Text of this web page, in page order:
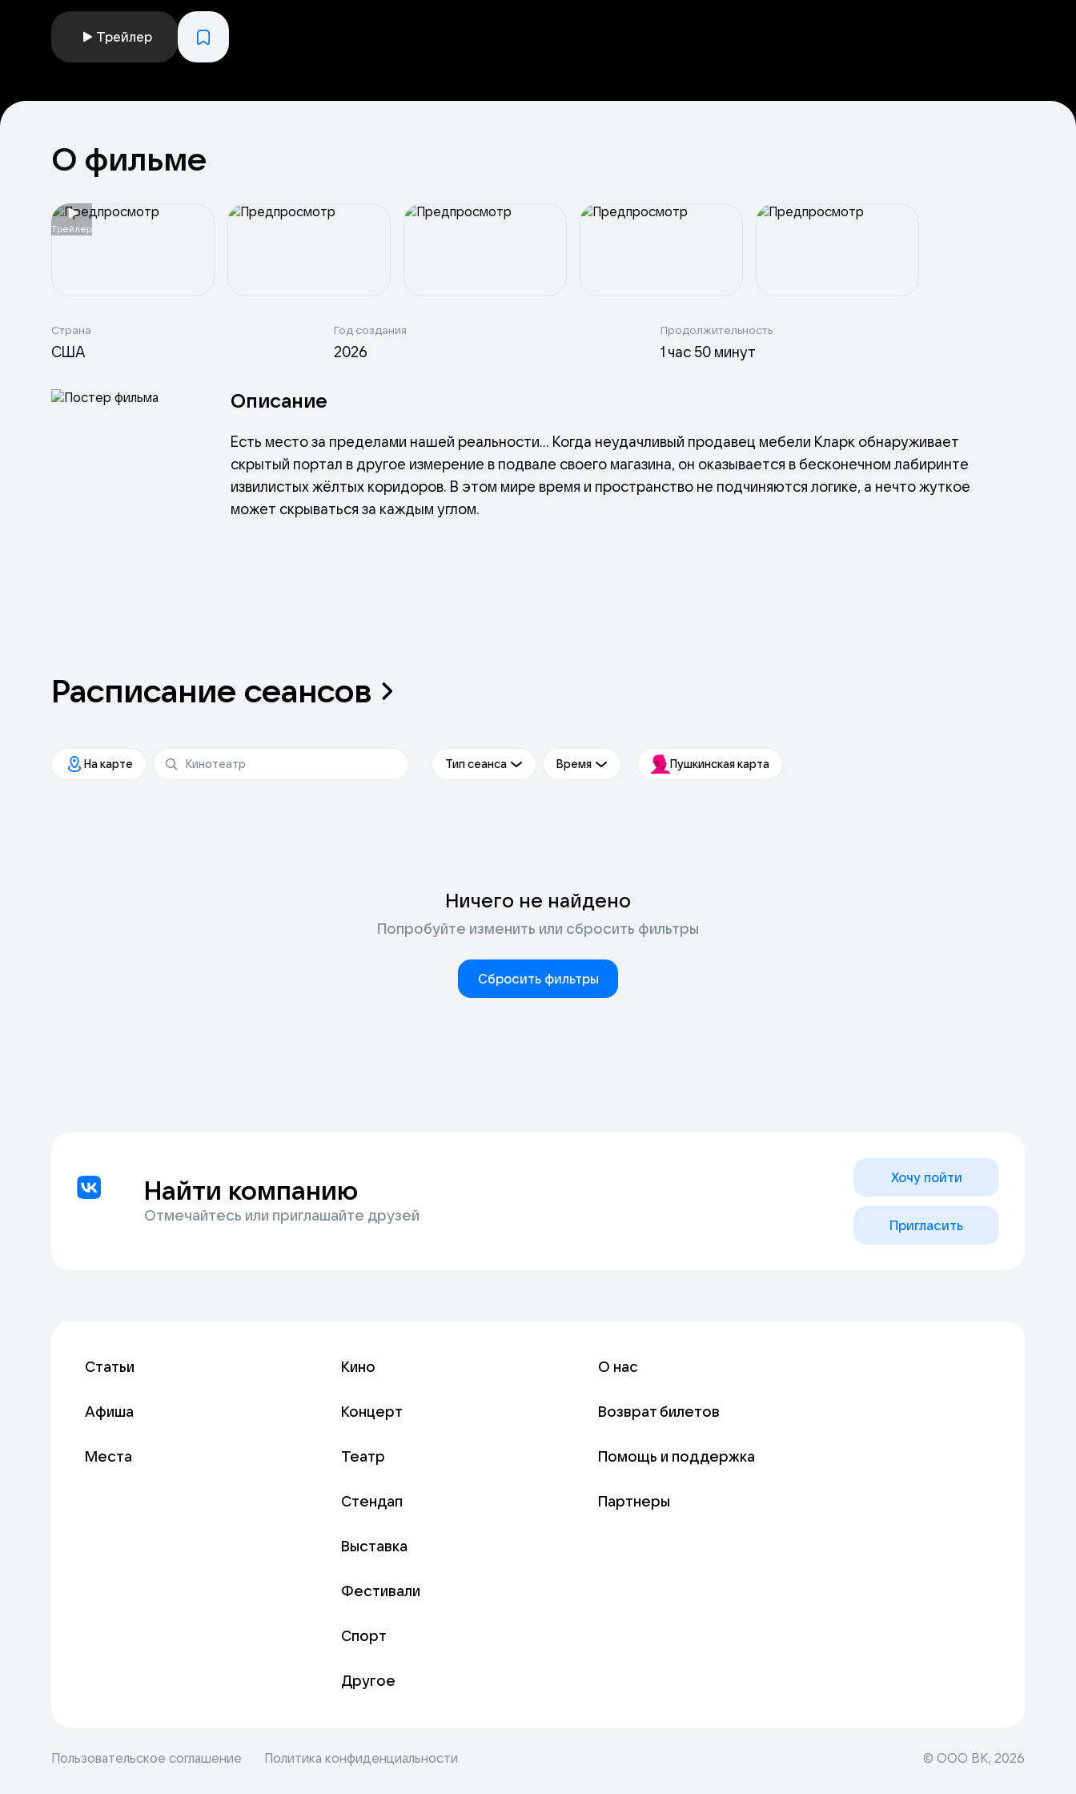
Трейлер
О фильме
Tрейлер
Страна
США
Год создания
2026
Продолжительность
1 час 50 минут
Описание
Есть место за пределами нашей реальности… Когда неудачливый продавец мебели Кларк обнаруживает
скрытый портал в другое измерение в подвале своего магазина, он оказывается в бесконечном лабиринте
извилистых жёлтых коридоров. В этом мире время и пространство не подчиняются логике, а нечто жуткое
может скрываться за каждым углом.
Расписание сеансов
На карте Тип сеанса Время Пушкинская карта
Ничего не найдено
Попробуйте изменить или сбросить фильтры
Сбросить фильтры
Найти компанию
Отмечайтесь или приглашайте друзей
Хочу пойти
Пригласить
Статьи
Афиша
Места
Кино
Концерт
Театр
Стендап
Выставка
Фестивали
Спорт
Другое
О нас
Возврат билетов
Помощь и поддержка
Партнеры
Пользовательское соглашение Политика конфиденциальности © ООО ВК, 2026